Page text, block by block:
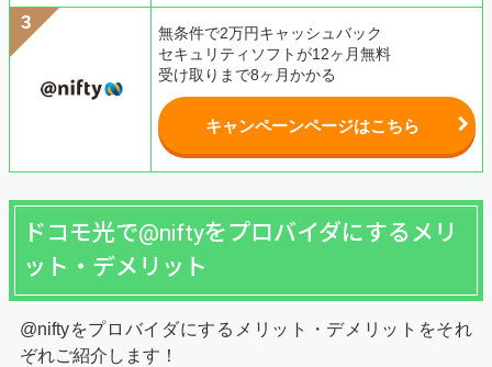
無条件で2万円キャッシュバック
セキュリティソフトが12ヶ月無料
受け取りまで8ヶ月かかる
キャンペーンページはこちら
ドコモ光で@niftyをプロバイダにするメリ
ット・デメリット
@niftyをプロバイダにするメリット・デメリットをそれ
ぞれご紹介します！